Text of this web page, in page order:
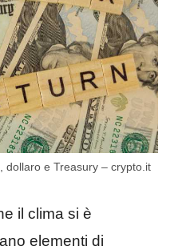
dollaro e Treasury – crypto.it
il clima si è
elementi di